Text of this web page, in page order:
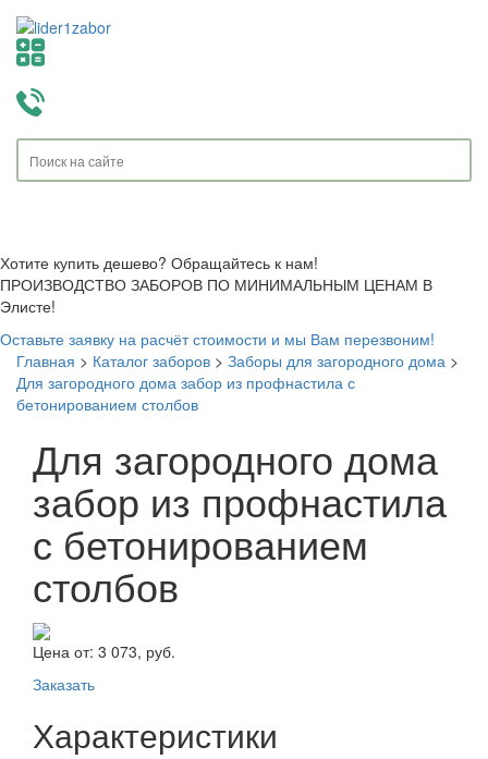
Хотите купить дешево? Обращайтесь к нам!
ПРОИЗВОДСТВО ЗАБОРОВ ПО МИНИМАЛЬНЫМ ЦЕНАМ В
Элисте!
Оставьте заявку на расчёт стоимости и мы Вам перезвоним!
Главная > Каталог заборов > Заборы для загородного дома >
Для загородного дома забор из профнастила с
бетонированием столбов
Для загородного дома
забор из профнастила
с бетонированием
столбов
Цена от: 3 073, руб.
Заказать
Характеристики